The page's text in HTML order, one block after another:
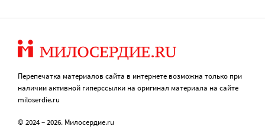
Перепечатка материалов сайта в интернете возможна только при
наличии активной гиперссылки на оригинал материала на сайте
miloserdie.ru
© 2024 – 2026. Милосердие.ru